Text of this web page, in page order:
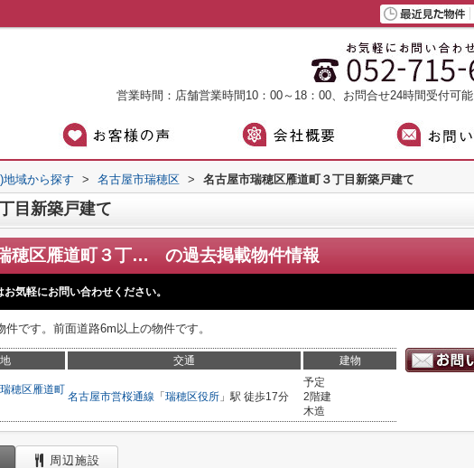
営業時間：店舗営業時間10：00～18：00、お問合せ24時間受付可能
地域から探す > 名古屋市瑞穂区 > 名古屋市瑞穂区雁道町３丁目新築戸建て
目新築戸建て
名古屋市瑞穂区雁道町３丁目新築戸建て の過去掲載物件情報
気軽にお問い合わせください。
件です。前面道路6m以上の物件です。
交通 建物
穂区雁道町
名古屋市営桜通線 「 瑞穂区役所 」駅 徒歩17分
予定
2階建
木造
周辺施設